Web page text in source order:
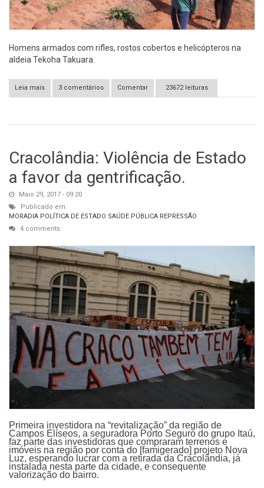
Homens armados com rifles, rostos cobertos e helicópteros na
aldeia Tekoha Takuara.
Leia mais sobre Ataque na aldeia Taquara em Juti-MS.
3 comentários Comentar 23672 leituras
Cracolândia: Violência de Estado
a favor da gentrificação.
Maio 29, 2017 - 09:20
Publicado em:
MORADIA POLÍTICA DE ESTADO SAÚDE PÚBLICA REPRESSÃO
4 comments
Primeira investidora na “revitalização” da região de
Campos Elíseos, a seguradora Porto Seguro do grupo Itaú,
faz parte das investidoras que compraram terrenos e
imóveis na região por conta do [famigerado] projeto Nova
Luz, esperando lucrar com a retirada da Cracolândia, já
instalada nesta parte da cidade, e consequente
valorização do bairro.